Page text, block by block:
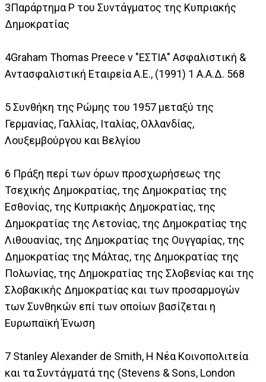
3Παράρτημα Ρ του Συντάγματος της Κυπριακής
Δημοκρατίας
4Graham Thomas Preece v "ΕΣΤΙΑ" Ασφαλιστική &
Αντασφαλιστική Εταιρεία Α.Ε., (1991) 1 A.A.Δ. 568
5 Συνθήκη της Ρώμης του 1957 μεταξύ της
Γερμανίας, Γαλλίας, Ιταλίας, Ολλανδίας,
Λουξεμβούργου και Βελγίου
6 Πράξη περί των όρων προσχωρήσεως της
Τσεχικής Δημοκρατίας, της Δημοκρατίας της
Εσθονίας, της Κυπριακής Δημοκρατίας, της
Δημοκρατίας της Λετονίας, της Δημοκρατίας της
Λιθουανίας, της Δημοκρατίας της Ουγγαρίας, της
Δημοκρατίας της Μάλτας, της Δημοκρατίας της
Πολωνίας, της Δημοκρατίας της Σλοβενίας και της
Σλοβακικής Δημοκρατίας και των προσαρμογών
των Συνθηκών επί των οποίων βασίζεται η
Ευρωπαϊκή Ένωση
7 Stanley Alexander de Smith, Η Νέα Κοινοπολιτεία
και τα Συντάγματά της (Stevens & Sons, London